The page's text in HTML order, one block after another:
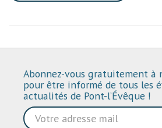
Abonnez-vous gratuitement à
pour être informé de tous les
actualités de Pont-l’Évêque !